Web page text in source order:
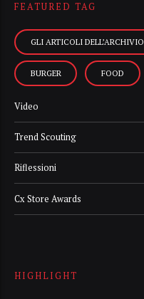
FEATURED TAG
GLI ARTICOLI DELL’ARCHIVIO
BURGER FOOD
Video
Trend Scouting
Riflessioni
Cx Store Awards
HIGHLIGHT